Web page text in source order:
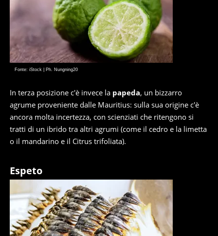
Fonte: iStock | Ph. Nungning20
In terza posizione c'è invece la papeda, un bizzarro
agrume proveniente dalle Mauritius: sulla sua origine c'è
ancora molta incertezza, con scienziati che ritengono si
tratti di un ibrido tra altri agrumi (come il cedro e la limetta
o il mandarino e il Citrus trifoliata).
Espeto